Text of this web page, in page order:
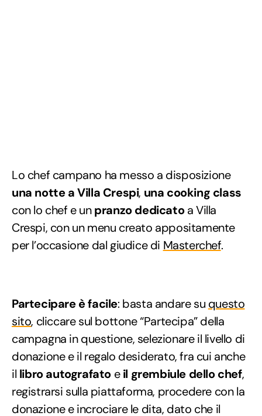
Lo chef campano ha messo a disposizione
una notte a Villa Crespi, una cooking class
con lo chef e unpranzo dedicatoa Villa
Crespi, con un menu creato appositamente
per l’occasione dal giudice di Masterchef.
Partecipare è facile: basta andare su questo
sito, cliccare sul bottone “Partecipa” della
campagna in questione, selezionare il livello di
donazione e il regalo desiderato, fra cui anche
il libro autografato eil grembiule dello chef,
registrarsi sulla piattaforma, procedere con la
donazione e incrociare le dita, dato che il